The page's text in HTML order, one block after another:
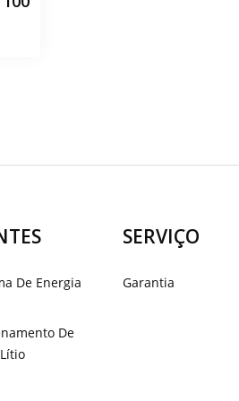
De Energia
De
SERVIÇO
Garantia